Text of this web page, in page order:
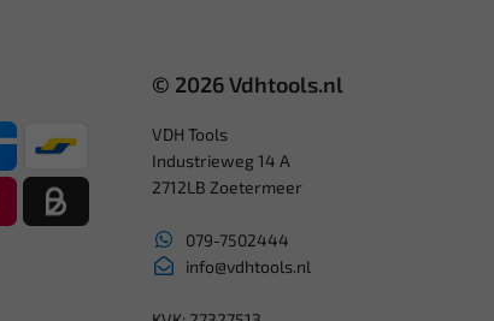
© 2026 Vdhtools.nl
VDH Tools
Industrieweg 14 A
2712LB Zoetermeer
079-7502444
info@vdhtools.nl